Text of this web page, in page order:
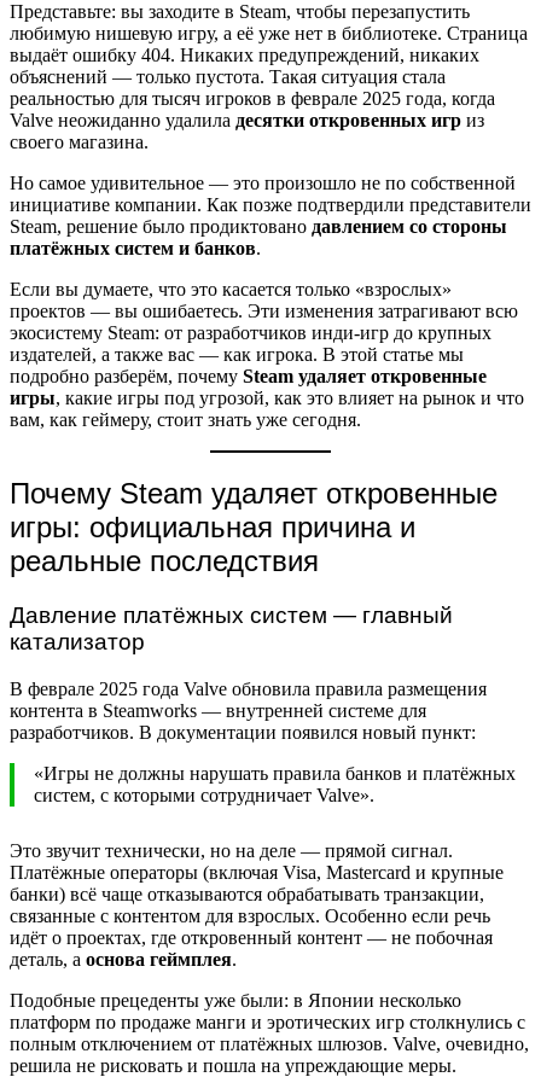
Представьте: вы заходите в Steam, чтобы перезапустить
любимую нишевую игру, а её уже нет в библиотеке. Страница
выдаёт ошибку 404. Никаких предупреждений, никаких
объяснений — только пустота. Такая ситуация стала
реальностью для тысяч игроков в феврале 2025 года, когда
Valve неожиданно удалила десятки откровенных игр из
своего магазина.
Но самое удивительное — это произошло не по собственной
инициативе компании. Как позже подтвердили представители
Steam, решение было продиктовано давлением со стороны
платёжных систем и банков.
Если вы думаете, что это касается только «взрослых»
проектов — вы ошибаетесь. Эти изменения затрагивают всю
экосистему Steam: от разработчиков инди-игр до крупных
издателей, а также вас — как игрока. В этой статье мы
подробно разберём, почему Steam удаляет откровенные
игры, какие игры под угрозой, как это влияет на рынок и что
вам, как геймеру, стоит знать уже сегодня.
Почему Steam удаляет откровенные
игры: официальная причина и
реальные последствия
Давление платёжных систем — главный
катализатор
В феврале 2025 года Valve обновила правила размещения
контента в Steamworks — внутренней системе для
разработчиков. В документации появился новый пункт:
«Игры не должны нарушать правила банков и платёжных
систем, с которыми сотрудничает Valve».
Это звучит технически, но на деле — прямой сигнал.
Платёжные операторы (включая Visa, Mastercard и крупные
банки) всё чаще отказываются обрабатывать транзакции,
связанные с контентом для взрослых. Особенно если речь
идёт о проектах, где откровенный контент — не побочная
деталь, а основа геймплея.
Подобные прецеденты уже были: в Японии несколько
платформ по продаже манги и эротических игр столкнулись с
полным отключением от платёжных шлюзов. Valve, очевидно,
решила не рисковать и пошла на упреждающие меры.